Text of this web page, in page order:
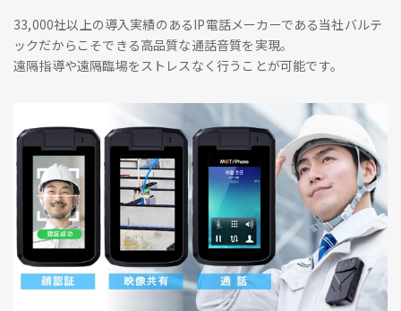
33,000社以上の導入実績のあるIP電話メーカーである当社バルテ
ックだからこそできる高品質な通話音質を実現。
遠隔指導や遠隔臨場をストレスなく行うことが可能です。